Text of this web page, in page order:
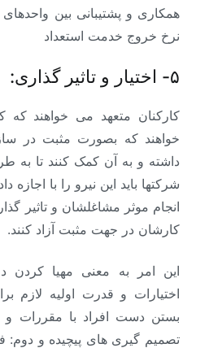
همکاری و پشتیبانی بین واحدهای
نرخ خروج خدمت استعداد
۵- اختیار و تاثیر گذاری:
کارکنان متعهد می خواهند که
خواهند که بصورت مثبت در
داشته و به آن کمک کنند تا به
شرکتها باید این نیرو را با اجازه
انجام موثر مشاغلشان و تاثیر
کارشان در جهت مثبت آزاد کنند.
این امر به معنی مهیا کردن
اختیارات و قدرت اولیه لازم
بستن دست افراد با مقررات و
تصمیم گیری های پیچیده و دوم: